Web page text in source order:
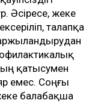
Әсіресе, жеке
талапқа
қатысумен
емес. Соңғы
балабақша